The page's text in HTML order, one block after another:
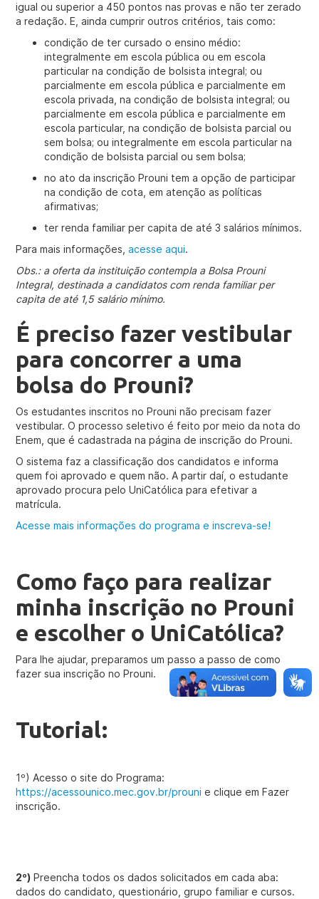
igual ou superior a 450 pontos nas provas e não ter zerado
a redação. E, ainda cumprir outros critérios, tais como:
condição de ter cursado o ensino médio:
integralmente em escola pública ou em escola
particular na condição de bolsista integral; ou
parcialmente em escola pública e parcialmente em
escola privada, na condição de bolsista integral; ou
parcialmente em escola pública e parcialmente em
escola particular, na condição de bolsista parcial ou
sem bolsa; ou integralmente em escola particular na
condição de bolsista parcial ou sem bolsa;
no ato da inscrição Prouni tem a opção de participar
na condição de cota, em atenção as políticas
afirmativas;
ter renda familiar per capita de até 3 salários mínimos.
Para mais informações, acesse aqui.
Obs.: a oferta da instituição contempla a Bolsa Prouni
Integral, destinada a candidatos com renda familiar per
capita de até 1,5 salário mínimo.
É preciso fazer vestibular
para concorrer a uma
bolsa do Prouni?
Os estudantes inscritos no Prouni não precisam fazer
vestibular. O processo seletivo é feito por meio da nota do
Enem, que é cadastrada na página de inscrição do Prouni.
O sistema faz a classificação dos candidatos e informa
quem foi aprovado e quem não. A partir daí, o estudante
aprovado procura pelo UniCatólica para efetivar a
matrícula.
Acesse mais informações do programa e inscreva-se!
Como faço para realizar
minha inscrição no Prouni
e escolher o UniCatólica?
Para lhe ajudar, preparamos um passo a passo de como
fazer sua inscrição no Prouni.
Tutorial:
1º) Acesso o site do Programa:
https://acessounico.mec.gov.br/prouni e clique em Fazer
inscrição.
2º) Preencha todos os dados solicitados em cada aba:
dados do candidato, questionário, grupo familiar e cursos.